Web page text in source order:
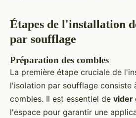
Étapes de l'installation
par soufflage
Préparation des combles
La première étape cruciale de
l'isolation par soufflage consiste
combles. Il est essentiel de vider
l'espace pour garantir une